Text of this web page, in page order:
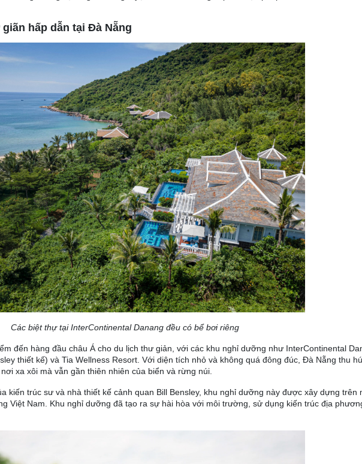
hấp dẫn tại Đà Nẵng
Các biệt thự tại InterContinental Danang đều có bể bơi riêng
đến hàng đầu châu Á cho du lịch thư giản, với các khu nghỉ dưỡng như InterContinental
thiết kế) và Tia Wellness Resort. Với diện tích nhỏ và không quá đông đúc, Đà Nẵng thu
xa xôi mà vẫn gần thiên nhiên của biển và rừng núi.
kiến trúc sư và nhà thiết kế cảnh quan Bill Bensley, khu nghỉ dưỡng này được xây dựng trên
Việt Nam. Khu nghỉ dưỡng đã tạo ra sự hài hòa với môi trường, sử dụng kiến trúc địa